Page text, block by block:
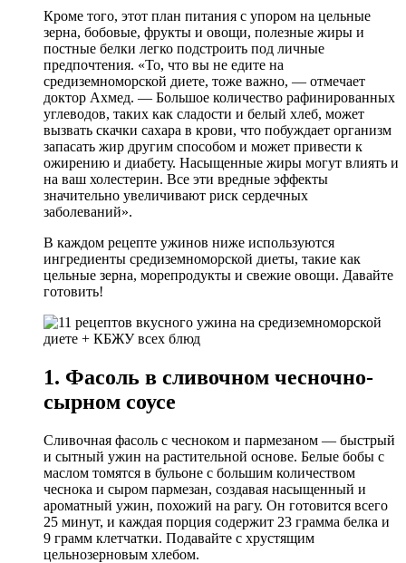
Кроме того, этот план питания с упором на цельные
зерна, бобовые, фрукты и овощи, полезные жиры и
постные белки легко подстроить под личные
предпочтения. «То, что вы не едите на
средиземноморской диете, тоже важно, — отмечает
доктор Ахмед. — Большое количество рафинированных
углеводов, таких как сладости и белый хлеб, может
вызвать скачки сахара в крови, что побуждает организм
запасать жир другим способом и может привести к
ожирению и диабету. Насыщенные жиры могут влиять и
на ваш холестерин. Все эти вредные эффекты
значительно увеличивают риск сердечных
заболеваний».
В каждом рецепте ужинов ниже используются
ингредиенты средиземноморской диеты, такие как
цельные зерна, морепродукты и свежие овощи. Давайте
готовить!
1. Фасоль в сливочном чесночно-
сырном соусе
Сливочная фасоль с чесноком и пармезаном — быстрый
и сытный ужин на растительной основе. Белые бобы с
маслом томятся в бульоне с большим количеством
чеснока и сыром пармезан, создавая насыщенный и
ароматный ужин, похожий на рагу. Он готовится всего
25 минут, и каждая порция содержит 23 грамма белка и
9 грамм клетчатки. Подавайте с хрустящим
цельнозерновым хлебом.